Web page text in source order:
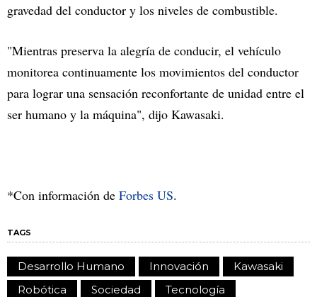
gravedad del conductor y los niveles de combustible.
"Mientras preserva la alegría de conducir, el vehículo
monitorea continuamente los movimientos del conductor
para lograr una sensación reconfortante de unidad entre el
ser humano y la máquina", dijo Kawasaki.
*Con información de Forbes US.
TAGS
Desarrollo Humano Innovación
Kawasaki
Robótica
Sociedad
Tecnología